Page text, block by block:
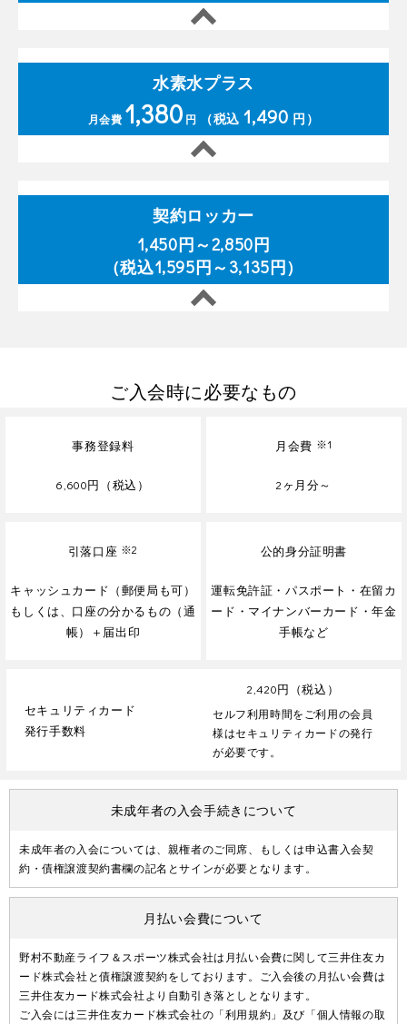
水素水プラス
月会費 1,380 円 （税込 1,490 円）
契約ロッカー
1,450円～2,850円
（税込1,595円～3,135円）
ご入会時に必要なもの
事務登録料
6,600円（税込）
月会費 ※1
2ヶ月分～
引落口座 ※2
キャッシュカード（郵便局も可）
もしくは、口座の分かるもの（通
帳）＋届出印
公的身分証明書
運転免許証・パスポート・在留カ
ード・マイナンバーカード・年金
手帳など
セキュリティカード
発行手数料
2,420円（税込）
セルフ利用時間をご利用の会員
様はセキュリティカードの発行
が必要です。
未成年者の入会手続きについて
未成年者の入会については、親権者のご同席、もしくは申込書入会契
約・債権譲渡契約書欄の記名とサインが必要となります。
月払い会費について
野村不動産ライフ＆スポーツ株式会社は月払い会費に関して三井住友カ
ード株式会社と債権譲渡契約をしております。ご入会後の月払い会費は
三井住友カード株式会社より自動引き落としとなります。
ご入会には三井住友カード株式会社の「利用規約」及び「個人情報の取